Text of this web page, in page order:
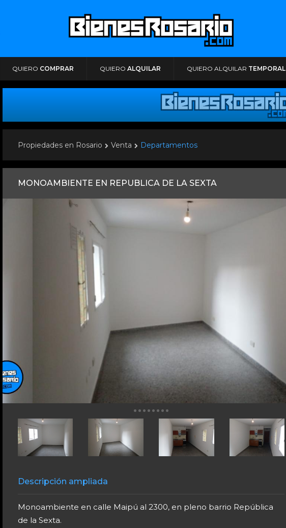
QUIERO COMPRAR QUIERO ALQUILAR QUIERO ALQUILAR TEMPORAL
Propiedades en Rosario Venta Departamentos
MONOAMBIENTE EN REPUBLICA DE LA SEXTA
Descripción ampliada
Monoambiente en calle Maipú al 2300, en pleno barrio República
de la Sexta.